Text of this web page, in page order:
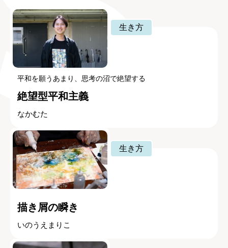
生き方
平和を願うあまり、思考の沼で絶望する
絶望型平和主義
なかむた
生き方
描き屑の瞬き
いのうえまりこ